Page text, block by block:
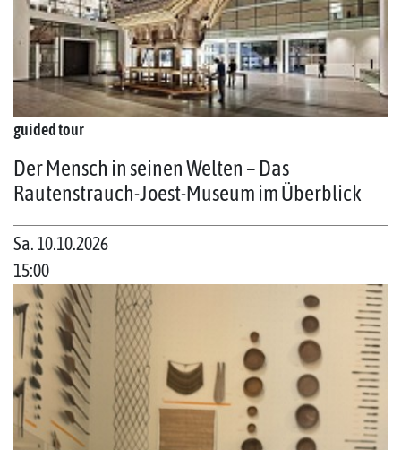
guided tour
Der Mensch in seinen Welten – Das
Rautenstrauch-Joest-Museum im Überblick
Sa. 10.10.2026
15:00